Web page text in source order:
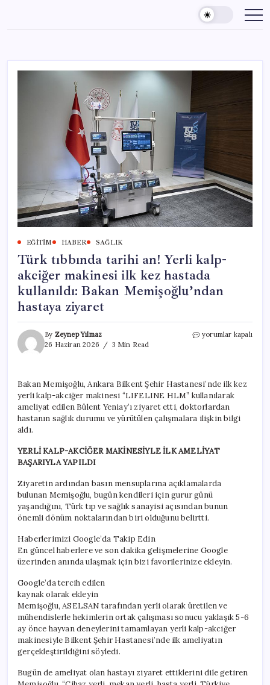
content
EĞITIM HABER SAĞLIK
Türk tıbbında tarihi an! Yerli kalp-
akciğer makinesi ilk kez hastada
kullanıldı: Bakan Memişoğlu’ndan
hastaya ziyaret
By Zeynep Yılmaz
26 Haziran 2026
3 Min Read
Türk
kalp-
akciğer
makinesi
ilk
kez
kullanıldı:
Bakan
ziyaret
için
yorumlar kapalı
Bakan Memişoğlu, Ankara Bilkent Şehir Hastanesi’nde ilk kez
yerli kalp-akciğer makinesi “LIFELINE HLM” kullanılarak
ameliyat edilen Bülent Yeniay’ı ziyaret etti, doktorlardan
hastanın sağlık durumu ve yürütülen çalışmalara ilişkin bilgi
aldı.
YERLİ KALP-AKCİĞER MAKİNESİYLE İLK AMELİYAT
BAŞARIYLA YAPILDI
Ziyaretin ardından basın mensuplarına açıklamalarda
bulunan Memişoğlu, bugün kendileri için gurur günü
yaşandığını, Türk tıp ve sağlık sanayisi açısından bunun
önemli dönüm noktalarından biri olduğunu belirtti.
Haberlerimizi Google’da Takip Edin
En güncel haberlere ve son dakika gelişmelerine Google
üzerinden anında ulaşmak için bizi favorilerinize ekleyin.
Google’da tercih edilen
kaynak olarak ekleyin
Memişoğlu, ASELSAN tarafından yerli olarak üretilen ve
mühendislerle hekimlerin ortak çalışması sonucu yaklaşık 5-6
ay önce hayvan deneylerini tamamlayan yerli kalp-akciğer
makinesiyle Bilkent Şehir Hastanesi’nde ilk ameliyatın
gerçekleştirildiğini söyledi.
Bugün de ameliyat olan hastayı ziyaret ettiklerini dile getiren